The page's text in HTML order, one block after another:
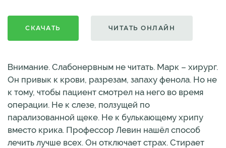
СКАЧАТЬ ЧИТАТЬ ОНЛАЙН
Внимание. Слабонервным не читать. Марк – хирург.
Он привык к крови, разрезам, запаху фенола. Но не
к тому, чтобы пациент смотрел на него во время
операции. Не к слезе, ползущей по
парализованной щеке. Не к булькающему хрипу
вместо крика. Профессор Левин нашёл способ
лечить лучше всех. Он отключает страх. Стирает